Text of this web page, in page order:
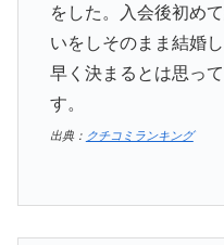
をした。入会後初め
いをしそのまま結婚
早く決まるとは思っ
す。
出典： クチコミランキング